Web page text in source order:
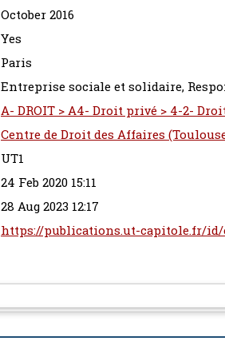
October 2016
Yes
Paris
Entreprise sociale et solidaire,
A- DROIT > A4- Droit privé > 4-2-
Centre de Droit des Affaires
UT1
24 Feb 2020 15:11
28 Aug 2023 12:17
https://publications.ut-capitole.fr/